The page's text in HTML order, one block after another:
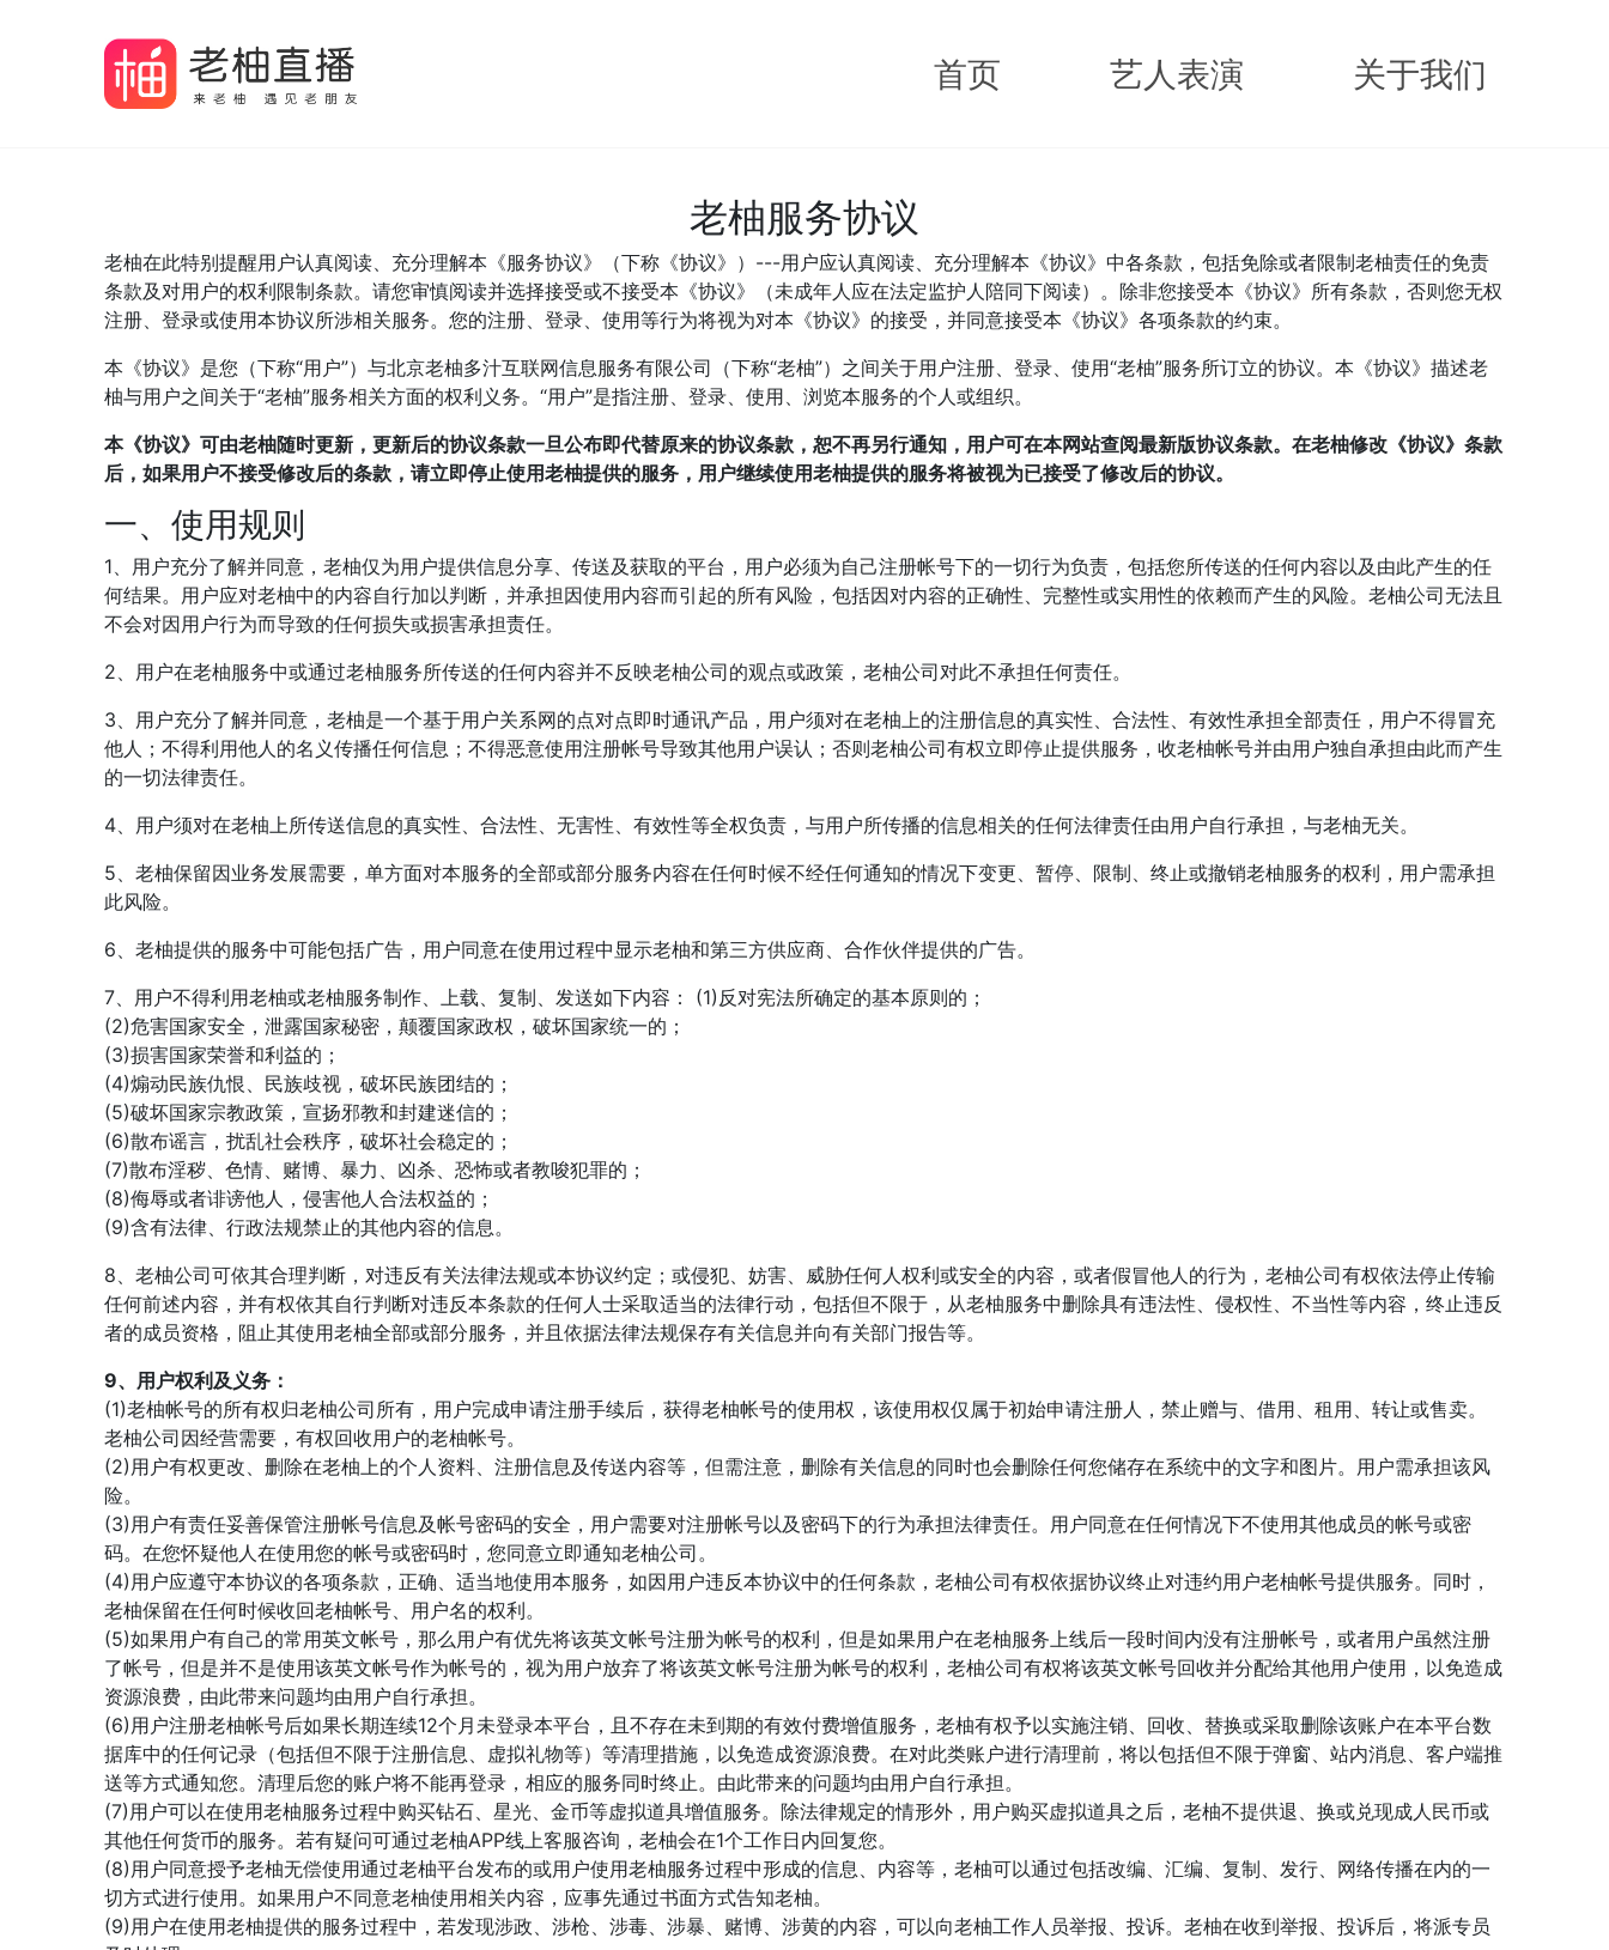
首页 艺人表演 关于我们
老柚服务协议
老柚在此特别提醒用户认真阅读、充分理解本《服务协议》（下称《协议》）---用户应认真阅读、充分理解本《协议》中各条款，包括免除或者限制老柚责任的免责
条款及对用户的权利限制条款。请您审慎阅读并选择接受或不接受本《协议》（未成年人应在法定监护人陪同下阅读）。除非您接受本《协议》所有条款，否则您无权
注册、登录或使用本协议所涉相关服务。您的注册、登录、使用等行为将视为对本《协议》的接受，并同意接受本《协议》各项条款的约束。
本《协议》是您（下称“用户”）与北京老柚多汁互联网信息服务有限公司（下称“老柚”）之间关于用户注册、登录、使用“老柚”服务所订立的协议。本《协议》描述老
柚与用户之间关于“老柚”服务相关方面的权利义务。“用户”是指注册、登录、使用、浏览本服务的个人或组织。
本《协议》可由老柚随时更新，更新后的协议条款一旦公布即代替原来的协议条款，恕不再另行通知，用户可在本网站查阅最新版协议条款。在老柚修改《协议》条款
后，如果用户不接受修改后的条款，请立即停止使用老柚提供的服务，用户继续使用老柚提供的服务将被视为已接受了修改后的协议。
一、使用规则
1、用户充分了解并同意，老柚仅为用户提供信息分享、传送及获取的平台，用户必须为自己注册帐号下的一切行为负责，包括您所传送的任何内容以及由此产生的任
何结果。用户应对老柚中的内容自行加以判断，并承担因使用内容而引起的所有风险，包括因对内容的正确性、完整性或实用性的依赖而产生的风险。老柚公司无法且
不会对因用户行为而导致的任何损失或损害承担责任。
2、用户在老柚服务中或通过老柚服务所传送的任何内容并不反映老柚公司的观点或政策，老柚公司对此不承担任何责任。
3、用户充分了解并同意，老柚是一个基于用户关系网的点对点即时通讯产品，用户须对在老柚上的注册信息的真实性、合法性、有效性承担全部责任，用户不得冒充
他人；不得利用他人的名义传播任何信息；不得恶意使用注册帐号导致其他用户误认；否则老柚公司有权立即停止提供服务，收老柚帐号并由用户独自承担由此而产生
的一切法律责任。
4、用户须对在老柚上所传送信息的真实性、合法性、无害性、有效性等全权负责，与用户所传播的信息相关的任何法律责任由用户自行承担，与老柚无关。
5、老柚保留因业务发展需要，单方面对本服务的全部或部分服务内容在任何时候不经任何通知的情况下变更、暂停、限制、终止或撤销老柚服务的权利，用户需承担
此风险。
6、老柚提供的服务中可能包括广告，用户同意在使用过程中显示老柚和第三方供应商、合作伙伴提供的广告。
7、用户不得利用老柚或老柚服务制作、上载、复制、发送如下内容： (1)反对宪法所确定的基本原则的；
(2)危害国家安全，泄露国家秘密，颠覆国家政权，破坏国家统一的；
(3)损害国家荣誉和利益的；
(4)煽动民族仇恨、民族歧视，破坏民族团结的；
(5)破坏国家宗教政策，宣扬邪教和封建迷信的；
(6)散布谣言，扰乱社会秩序，破坏社会稳定的；
(7)散布淫秽、色情、赌博、暴力、凶杀、恐怖或者教唆犯罪的；
(8)侮辱或者诽谤他人，侵害他人合法权益的；
(9)含有法律、行政法规禁止的其他内容的信息。
8、老柚公司可依其合理判断，对违反有关法律法规或本协议约定；或侵犯、妨害、威胁任何人权利或安全的内容，或者假冒他人的行为，老柚公司有权依法停止传输
任何前述内容，并有权依其自行判断对违反本条款的任何人士采取适当的法律行动，包括但不限于，从老柚服务中删除具有违法性、侵权性、不当性等内容，终止违反
者的成员资格，阻止其使用老柚全部或部分服务，并且依据法律法规保存有关信息并向有关部门报告等。
9、用户权利及义务：
(1)老柚帐号的所有权归老柚公司所有，用户完成申请注册手续后，获得老柚帐号的使用权，该使用权仅属于初始申请注册人，禁止赠与、借用、租用、转让或售卖。
老柚公司因经营需要，有权回收用户的老柚帐号。
(2)用户有权更改、删除在老柚上的个人资料、注册信息及传送内容等，但需注意，删除有关信息的同时也会删除任何您储存在系统中的文字和图片。用户需承担该风
险。
(3)用户有责任妥善保管注册帐号信息及帐号密码的安全，用户需要对注册帐号以及密码下的行为承担法律责任。用户同意在任何情况下不使用其他成员的帐号或密
码。在您怀疑他人在使用您的帐号或密码时，您同意立即通知老柚公司。
(4)用户应遵守本协议的各项条款，正确、适当地使用本服务，如因用户违反本协议中的任何条款，老柚公司有权依据协议终止对违约用户老柚帐号提供服务。同时，
老柚保留在任何时候收回老柚帐号、用户名的权利。
(5)如果用户有自己的常用英文帐号，那么用户有优先将该英文帐号注册为帐号的权利，但是如果用户在老柚服务上线后一段时间内没有注册帐号，或者用户虽然注册
了帐号，但是并不是使用该英文帐号作为帐号的，视为用户放弃了将该英文帐号注册为帐号的权利，老柚公司有权将该英文帐号回收并分配给其他用户使用，以免造成
资源浪费，由此带来问题均由用户自行承担。
(6)用户注册老柚帐号后如果长期连续12个月未登录本平台，且不存在未到期的有效付费增值服务，老柚有权予以实施注销、回收、替换或采取删除该账户在本平台数
据库中的任何记录（包括但不限于注册信息、虚拟礼物等）等清理措施，以免造成资源浪费。在对此类账户进行清理前，将以包括但不限于弹窗、站内消息、客户端推
送等方式通知您。清理后您的账户将不能再登录，相应的服务同时终止。由此带来的问题均由用户自行承担。
(7)用户可以在使用老柚服务过程中购买钻石、星光、金币等虚拟道具增值服务。除法律规定的情形外，用户购买虚拟道具之后，老柚不提供退、换或兑现成人民币或
其他任何货币的服务。若有疑问可通过老柚APP线上客服咨询，老柚会在1个工作日内回复您。
(8)用户同意授予老柚无偿使用通过老柚平台发布的或用户使用老柚服务过程中形成的信息、内容等，老柚可以通过包括改编、汇编、复制、发行、网络传播在内的一
切方式进行使用。如果用户不同意老柚使用相关内容，应事先通过书面方式告知老柚。
(9)用户在使用老柚提供的服务过程中，若发现涉政、涉枪、涉毒、涉暴、赌博、涉黄的内容，可以向老柚工作人员举报、投诉。老柚在收到举报、投诉后，将派专员